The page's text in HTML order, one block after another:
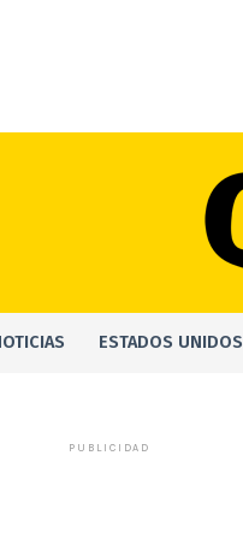
ESTADOS UNIDOS
PUBLICIDAD